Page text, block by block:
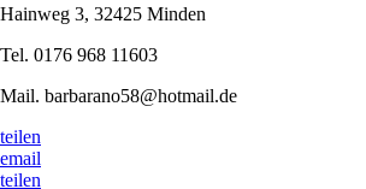
Hainweg 3, 32425 Minden
Tel. 0176 968 11603
Mail. barbarano58@hotmail.de
teilen
email
teilen